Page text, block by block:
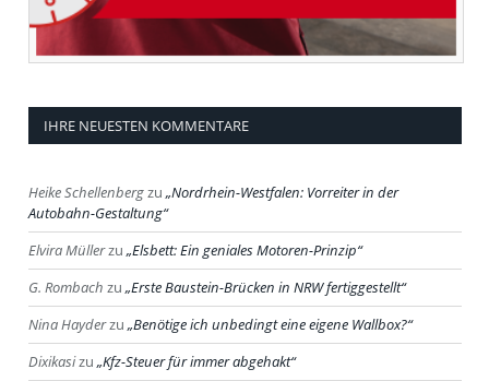
IHRE NEUESTEN KOMMENTARE
Heike Schellenbergzu Nordrhein-Westfalen: Vorreiter in der
Autobahn-Gestaltung
Elvira Müllerzu Elsbett: Ein geniales Motoren-Prinzip
G. Rombach zu Erste Baustein-Brücken in NRW fertiggestellt
Nina Hayderzu Benötige ich unbedingt eine eigene Wallbox?
Dixikasizu Kfz-Steuer für immer abgehakt